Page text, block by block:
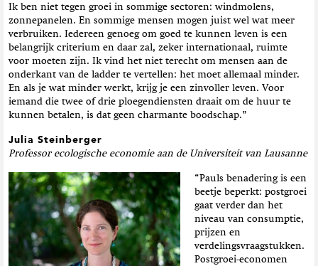
Ik ben niet tegen groei in sommige sectoren: windmolens,
zonnepanelen. En sommige mensen mogen juist wel wat meer
verbruiken. Iedereen genoeg om goed te kunnen leven is een
belangrijk criterium en daar zal, zeker internationaal, ruimte
voor moeten zijn. Ik vind het niet terecht om mensen aan de
onderkant van de ladder te vertellen: het moet allemaal minder.
En als je wat minder werkt, krijg je een zinvoller leven. Voor
iemand die twee of drie ploegendiensten draait om de huur te
kunnen betalen, is dat geen charmante boodschap.”
Julia Steinberger
Professor ecologische economie aan de Universiteit van Lausanne
“Pauls benadering is een
beetje beperkt: postgroei
gaat verder dan het
niveau van consumptie,
prijzen en
verdelingsvraagstukken.
Postgroei-economen